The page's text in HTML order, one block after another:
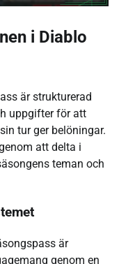
i Diablo
är strukturerad
uppgifter för att
tur ger belöningar.
att delta i
teman och
är
genom en